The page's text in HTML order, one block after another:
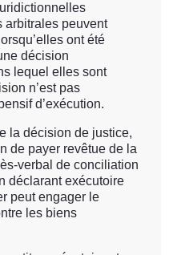
arbitrales peuvent
ont été
décision
lequel elles sont
n’est pas
d’exécution.
la décision de justice,
de payer revêtue de la
verbal de conciliation
déclarant exécutoire
peut engager le
les biens